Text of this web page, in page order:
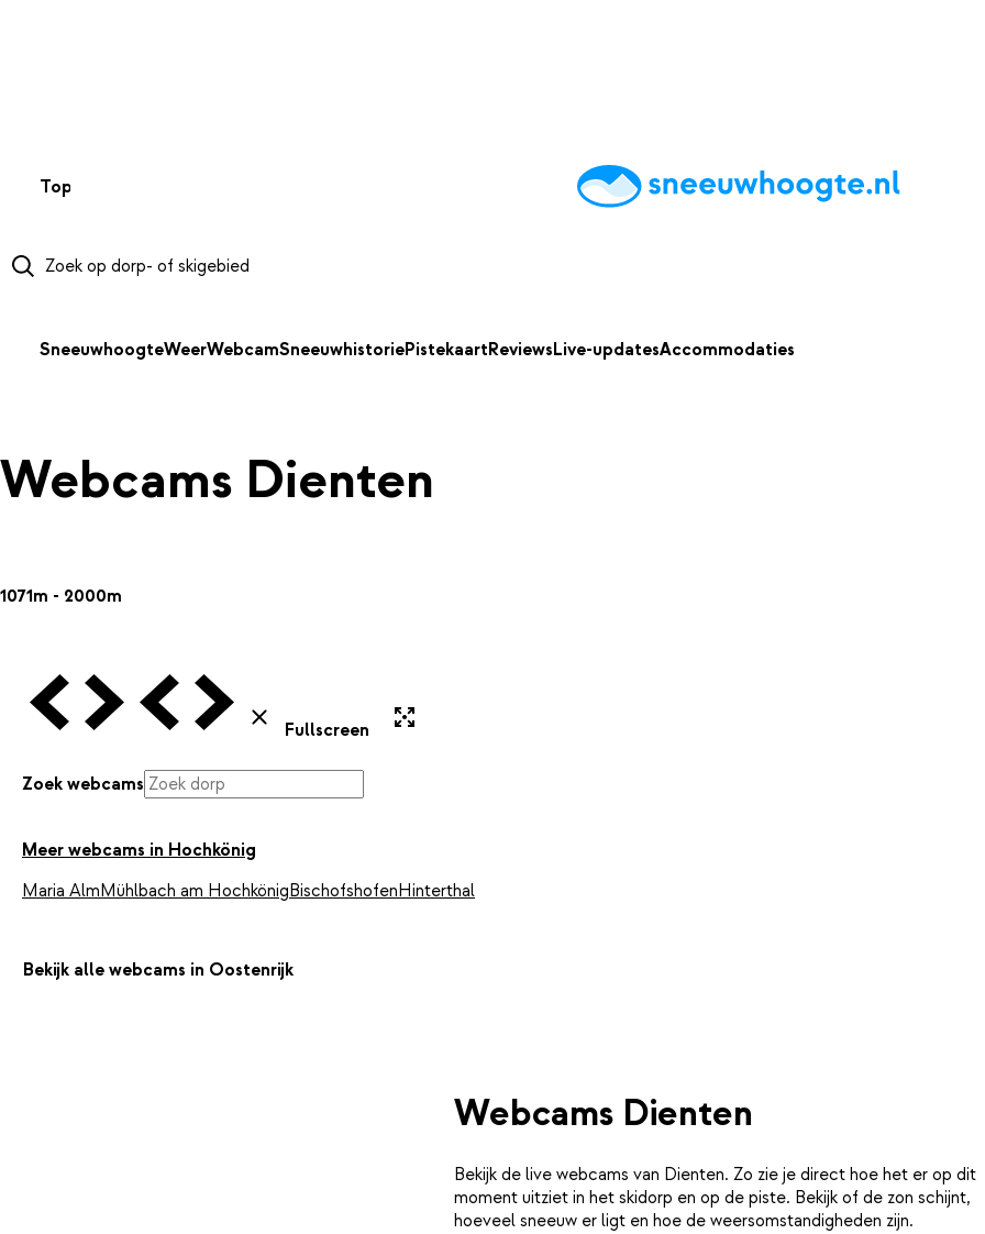
Top 50 AccommodatiesTipsReviewsLive updatesApp
SneeuwhoogteWeerWebcamSneeuwhistoriePistekaartReviewsLive-updatesAccommodaties
Webcams Dienten
1071m - 2000m
Vorige Webcam
Volgende Webcam
Vorige Webcam
Volgende Webcam
Sluiten
Fullscreen
Zoek webcams
Meer webcams in Hochkönig
Maria AlmMühlbach am HochkönigBischofshofenHinterthal
Bekijk alle webcams in Oostenrijk
Webcams Dienten
Bekijk de live webcams van Dienten. Zo zie je direct hoe het er op dit
moment uitziet in het skidorp en op de piste. Bekijk of de zon schijnt,
hoeveel sneeuw er ligt en hoe de weersomstandigheden zijn.